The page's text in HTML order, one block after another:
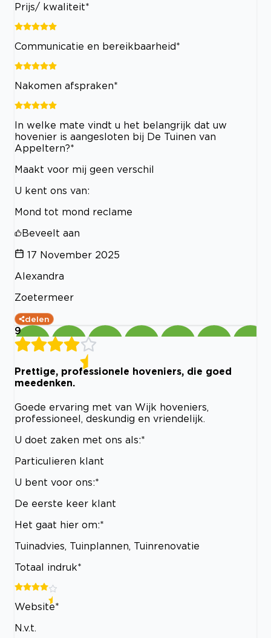
Prijs/ kwaliteit*
Communicatie en bereikbaarheid*
Nakomen afspraken*
In welke mate vindt u het belangrijk dat uw
hovenier is aangesloten bij De Tuinen van
Appeltern?*
Maakt voor mij geen verschil
U kent ons van:
Mond tot mond reclame
Beveelt aan
17 November 2025
Alexandra
Zoetermeer
delen
9
Prettige, professionele hoveniers, die goed
meedenken.
Goede ervaring met van Wijk hoveniers,
professioneel, deskundig en vriendelijk.
U doet zaken met ons als:*
Particulieren klant
U bent voor ons:*
De eerste keer klant
Het gaat hier om:*
Tuinadvies, Tuinplannen, Tuinrenovatie
Totaal indruk*
Website*
N.v.t.